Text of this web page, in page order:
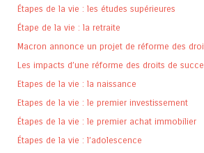
Étapes de la vie : les études supérieures
Étape de la vie : la retraite
Macron annonce un projet de réforme des
Les impacts d’une réforme des droits de
Etapes de la vie : la naissance
Etapes de la vie : le premier investissement
Étapes de la vie : le premier achat immobilier
Étapes de la vie : l’adolescence